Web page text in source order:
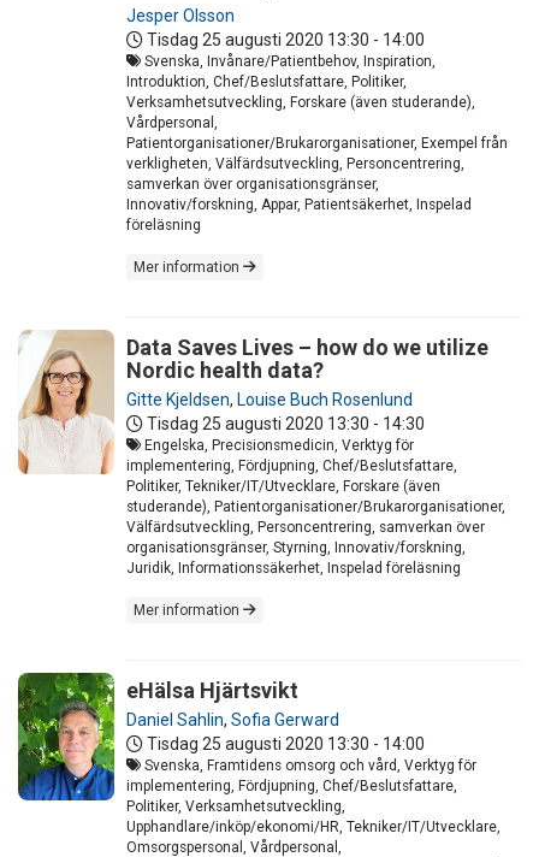
Jesper Olsson
Tisdag 25 augusti 2020 13:30 - 14:00
Svenska, Invånare/Patientbehov, Inspiration,
Introduktion, Chef/Beslutsfattare, Politiker,
Verksamhetsutveckling, Forskare (även studerande),
Vårdpersonal,
Patientorganisationer/Brukarorganisationer, Exempel från
verkligheten, Välfärdsutveckling, Personcentrering,
samverkan över organisationsgränser,
Innovativ/forskning, Appar, Patientsäkerhet, Inspelad
föreläsning
Mer information
Data Saves Lives – how do we utilize
Nordic health data?
Gitte Kjeldsen, Louise Buch Rosenlund
Tisdag 25 augusti 2020 13:30 - 14:30
Engelska, Precisionsmedicin, Verktyg för
implementering, Fördjupning, Chef/Beslutsfattare,
Politiker, Tekniker/IT/Utvecklare, Forskare (även
studerande), Patientorganisationer/Brukarorganisationer,
Välfärdsutveckling, Personcentrering, samverkan över
organisationsgränser, Styrning, Innovativ/forskning,
Juridik, Informationssäkerhet, Inspelad föreläsning
Mer information
eHälsa Hjärtsvikt
Daniel Sahlin, Sofia Gerward
Tisdag 25 augusti 2020 13:30 - 14:00
Svenska, Framtidens omsorg och vård, Verktyg för
implementering, Fördjupning, Chef/Beslutsfattare,
Politiker, Verksamhetsutveckling,
Upphandlare/inköp/ekonomi/HR, Tekniker/IT/Utvecklare,
Omsorgspersonal, Vårdpersonal,